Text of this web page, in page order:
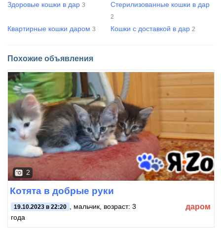
Здоровые кошки в дар 3 Стерилизованные кошки в дар
2
Квартирные кошки даром 3 Кошки с доставкой в дар 2
Похожие объявления
2
Котята в добрые руки
19.10.2023 в 22:20
, мальчик, возраст: 3
года
даром